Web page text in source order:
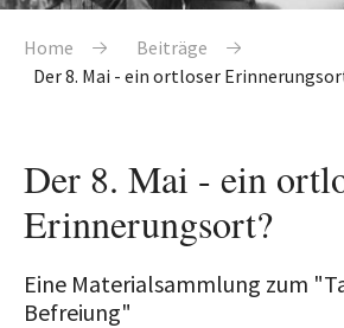
Pfadnavigation
Home
Beiträge
Der 8. Mai - ein ortloser
Der 8. Mai - ein
Erinnerungsort?
Eine Materialsammlung zum
Befreiung"